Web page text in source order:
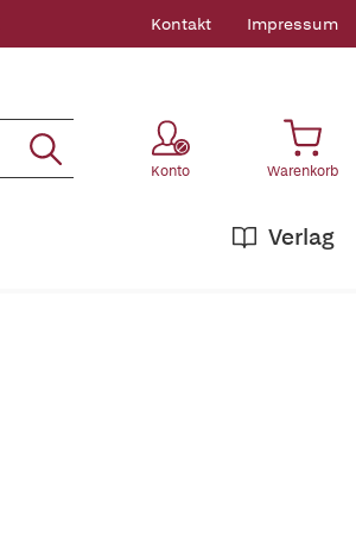
Kontakt Impressum
Konto Warenkorb
Verlag